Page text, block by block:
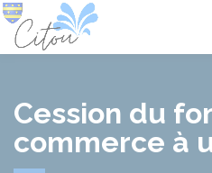
Cession du
commerce à